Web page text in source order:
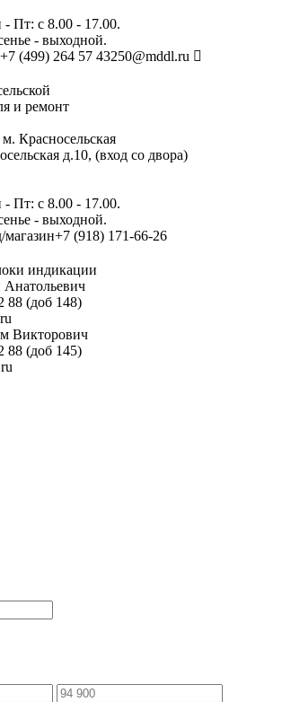
Пт: с 8.00 - 17.00.
- выходной.
+7 (499) 264 57 43250@mddl.ru
и ремонт
Красносельская
д.10, (вход со двора)
Пт: с 8.00 - 17.00.
- выходной.
магазин+7 (918) 171-66-26
индикации
Анатольевич
88 (доб 148)
Викторович
88 (доб 145)